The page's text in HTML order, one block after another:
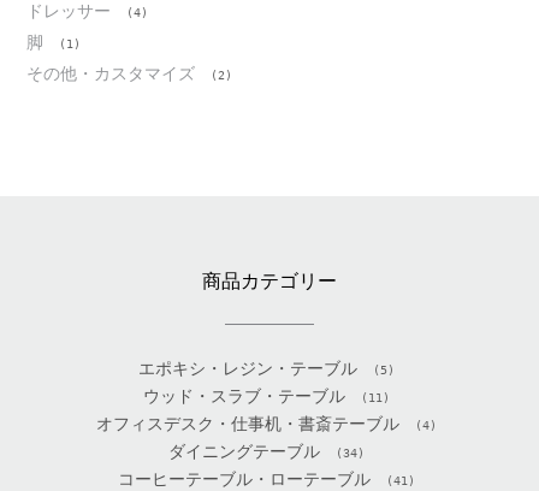
ドレッサー (4)
脚 (1)
その他・カスタマイズ (2)
商品カテゴリー
エポキシ・レジン・テーブル (5)
ウッド・スラブ・テーブル (11)
オフィスデスク・仕事机・書斎テーブル (4)
ダイニングテーブル (34)
コーヒーテーブル・ローテーブル (41)